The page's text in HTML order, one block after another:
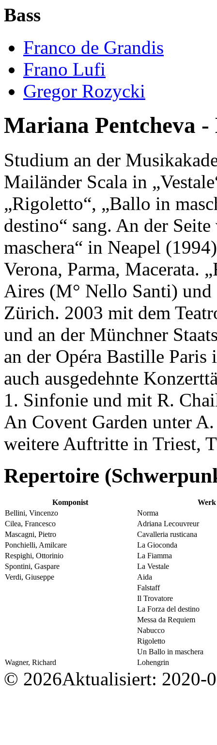
Bass
Franco de Grandis
Frano Lufi
Gregor Rozycki
Mariana Pentcheva -
Studium an der
Mailänder Scala in
„Rigoletto“, „Ballo in
destino“ sang. An der
maschera“ in Neapel
Verona, Parma, Macerata.
Aires (M° Nello Santi) und
Zürich. 2003 mit dem
und an der Münchner
an der Opéra Bastille Paris
auch ausgedehnte
1. Sinfonie und mit R.
An Covent Garden unter
weitere Auftritte in Triest,
Repertoire
Komponist
Werk
Bellini, Vincenzo
Norma
Cilea, Francesco
Adriana Lecouvreur
Mascagni, Pietro
Cavalleria rusticana
Ponchielli, Amilcare
La Gioconda
Respighi, Ottorinio
La Fiamma
Spontini, Gaspare
La Vestale
Verdi, Giuseppe
Aida
Falstaff
Il Trovatore
La Forza del destino
Messa da Requiem
Nabucco
Rigoletto
Un Ballo in maschera
Wagner, Richard
Lohengrin
© 2026Aktualisiert: 2020-